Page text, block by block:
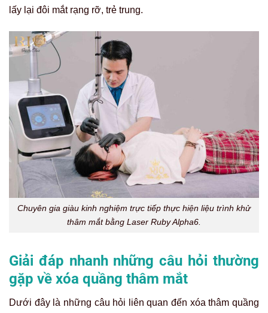
lấy lại đôi mắt rạng rỡ, trẻ trung.
Chuyên gia giàu kinh nghiệm trực tiếp thực hiện liệu trình khử
thâm mắt bằng Laser Ruby Alpha6.
Giải đáp nhanh những câu hỏi thường
gặp về xóa quầng thâm mắt
Dưới đây là những câu hỏi liên quan đến xóa thâm quầng